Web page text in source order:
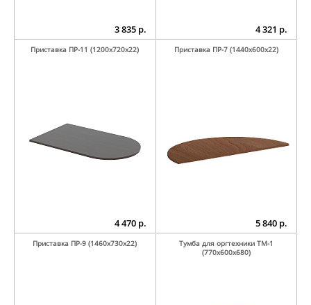
3 835 р. 4 321 р.
Приставка ПР-11 (1200х720х22)
4 470 р.
Приставка ПР-7 (1440х600х22)
5 840 р.
Приставка ПР-9 (1460х730х22)
Тумба для оргтехники ТМ-1
(770х600х680)